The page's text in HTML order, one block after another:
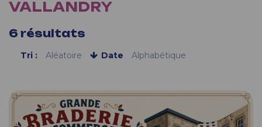
VALLANDRY
6 résultats
Tri : Aléatoire Date Alphabétique